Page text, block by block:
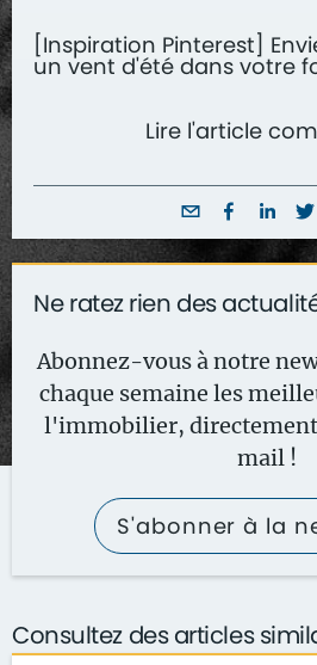
[Inspiration Pinterest]
un vent d'été dans votre
Lire l'article
Ne ratez rien des
Abonnez-vous à notre
chaque semaine les
l'immobilier, directement
mail !
S'abonner à la
Consultez des articles